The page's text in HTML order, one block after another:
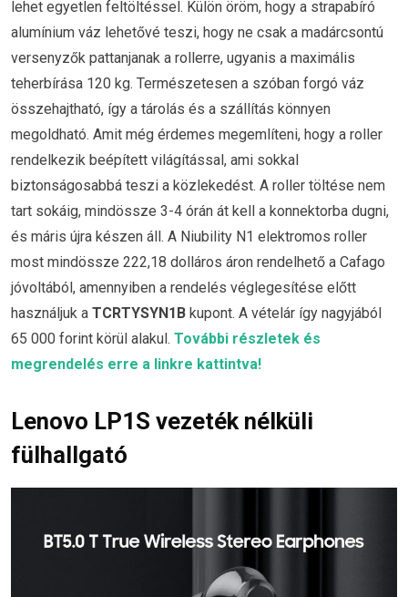
lehet egyetlen feltöltéssel. Külön öröm, hogy a strapabíró
alumínium váz lehetővé teszi, hogy ne csak a madárcsontú
versenyzők pattanjanak a rollerre, ugyanis a maximális
teherbírása 120 kg. Természetesen a szóban forgó váz
összehajtható, így a tárolás és a szállítás könnyen
megoldható. Amit még érdemes megemlíteni, hogy a roller
rendelkezik beépített világítással, ami sokkal
biztonságosabbá teszi a közlekedést. A roller töltése nem
tart sokáig, mindössze 3-4 órán át kell a konnektorba dugni,
és máris újra készen áll. A Niubility N1 elektromos roller
most mindössze 222,18 dolláros áron rendelhető a Cafago
jóvoltából, amennyiben a rendelés véglegesítése előtt
használjuk a TCRTYSYN1B kupont. A vételár így nagyjából
65 000 forint körül alakul. További részletek és
megrendelés erre a linkre kattintva!
Lenovo LP1S vezeték nélküli
fülhallgató